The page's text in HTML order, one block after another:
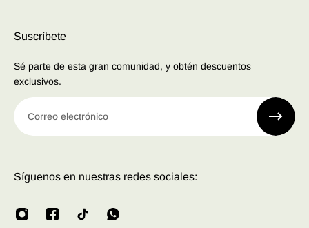
Suscríbete
Sé parte de esta gran comunidad, y obtén descuentos
exclusivos.
Correo electrónico
Síguenos en nuestras redes sociales: